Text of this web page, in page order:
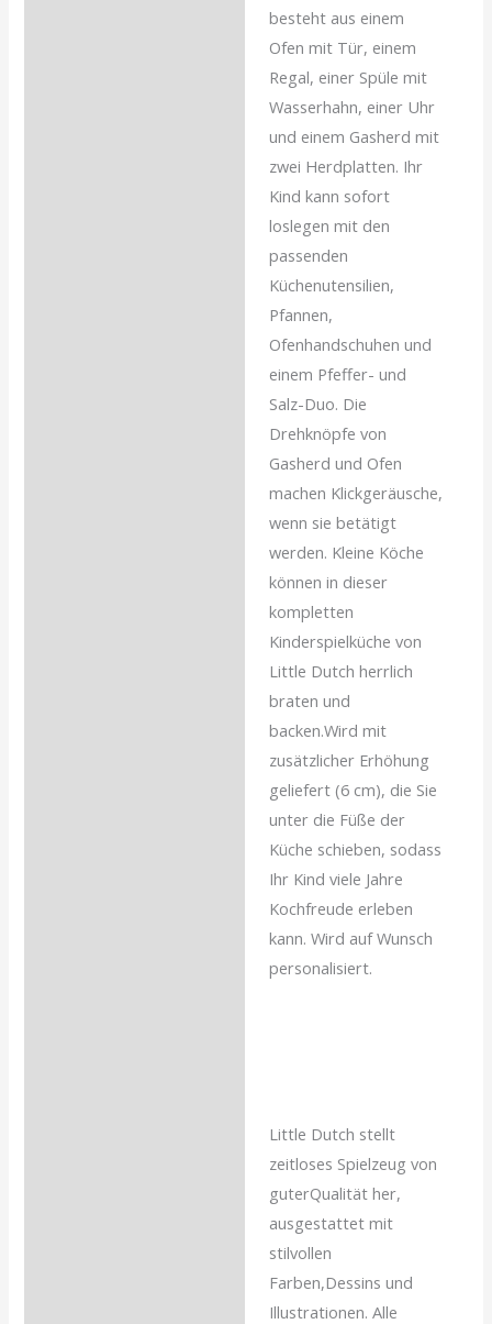
besteht aus einem
Ofen mit Tür, einem
Regal, einer Spüle mit
Wasserhahn, einer Uhr
und einem Gasherd mit
zwei Herdplatten. Ihr
Kind kann sofort
loslegen mit den
passenden
Küchenutensilien,
Pfannen,
Ofenhandschuhen und
einem Pfeffer- und
Salz-Duo. Die
Drehknöpfe von
Gasherd und Ofen
machen Klickgeräusche,
wenn sie betätigt
werden. Kleine Köche
können in dieser
kompletten
Kinderspielküche von
Little Dutch herrlich
braten und
backen.Wird mit
zusätzlicher Erhöhung
geliefert (6 cm), die Sie
unter die Füße der
Küche schieben, sodass
Ihr Kind viele Jahre
Kochfreude erleben
kann. Wird auf Wunsch
personalisiert.
Little Dutch stellt
zeitloses Spielzeug von
guterQualität her,
ausgestattet mit
stilvollen
Farben,Dessins und
Illustrationen. Alle